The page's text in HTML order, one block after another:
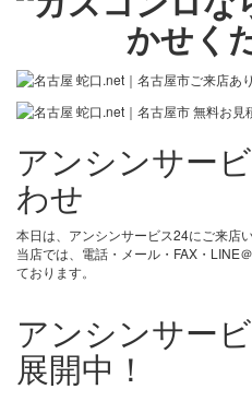
アンシンサー
わせ
本日は、アンシンサービス24にご来店
当店では、電話・メール・FAX・LINE
ております。
アンシンサー
展開中！